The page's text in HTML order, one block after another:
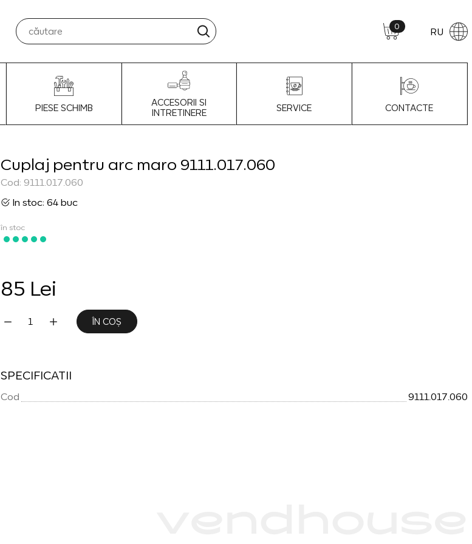
0 RU
PIESE SCHIMB
ACCESORII SI
INTRETINERE
SERVICE CONTACTE
Cuplaj pentru arc maro 9111.017.060
Cod: 9111.017.060
In stoc: 64 buc
în stoc
85 Lei
ÎN COȘ
SPECIFICATII
Cod 9111.017.060